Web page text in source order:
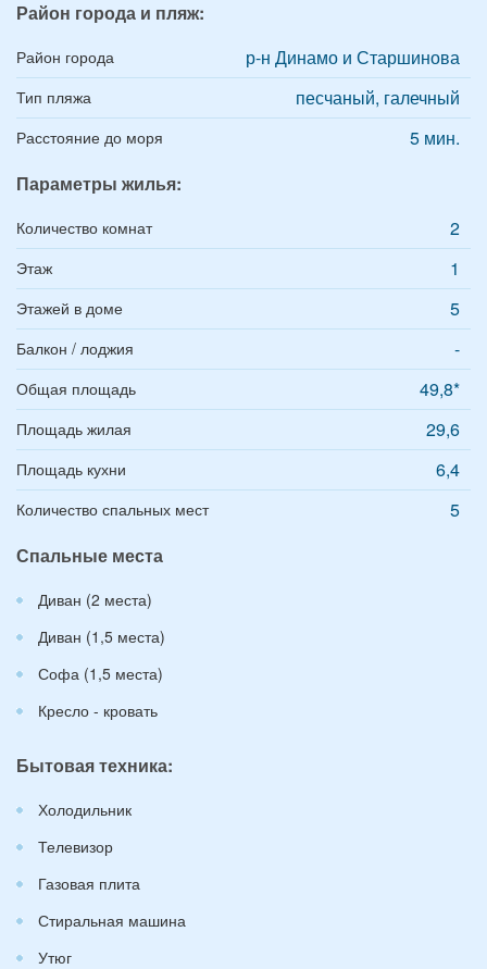
Район города и пляж:
Район города р-н Динамо и Старшинова
Тип пляжа песчаный, галечный
Расстояние до моря
5 мин.
Параметры жилья:
Количество комнат 2
Этаж 1
Этажей в доме 5
Балкон / лоджия -
Общая площадь 49,8*
Площадь жилая 29,6
Площадь кухни 6,4
Количество спальных мест
5
Спальные места
Диван (2 места)
Диван (1,5 места)
Софа (1,5 места)
Кресло - кровать
Бытовая техника:
Холодильник
Телевизор
Газовая плита
Стиральная машина
Утюг